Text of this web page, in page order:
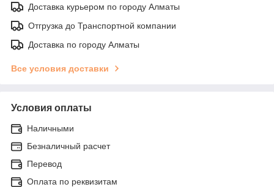
Доставка курьером по городу Алматы
Отгрузка до Транспортной компании
Доставка по городу Алматы
Все условия доставки
Условия оплаты
Наличными
Безналичный расчет
Перевод
Оплата по реквизитам